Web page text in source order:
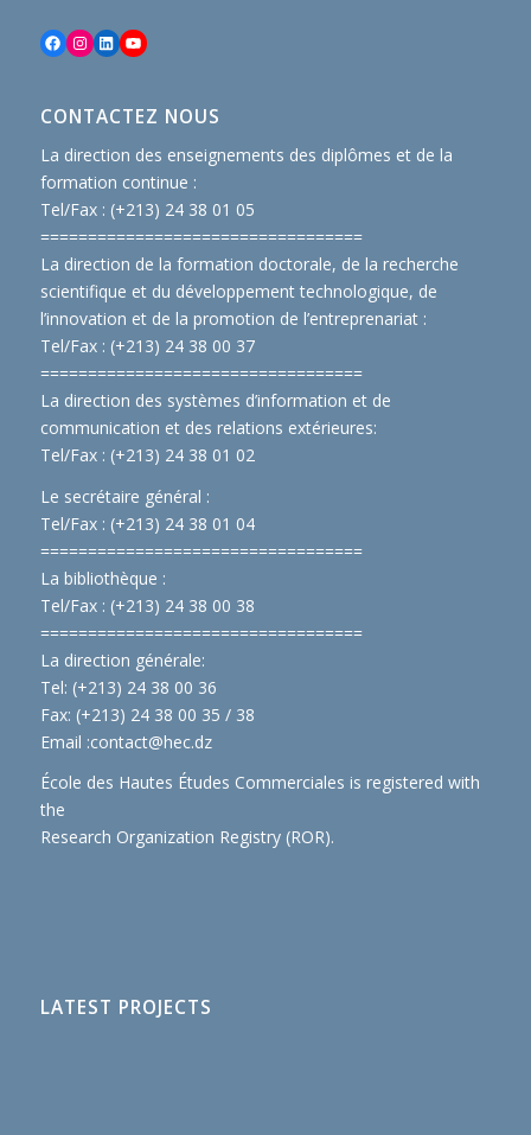
Facebook
Instagram
LinkedInYouTube
CONTACTEZ NOUS
La direction des enseignements des diplômes et de la
formation continue :
Tel/Fax : (+213) 24 38 01 05
==================================
La direction de la formation doctorale, de la recherche
scientifique et du développement technologique, de
l’innovation et de la promotion de l’entreprenariat :
Tel/Fax : (+213) 24 38 00 37
==================================
La direction des systèmes d’information et de
communication et des relations extérieures:
Tel/Fax : (+213) 24 38 01 02
Le secrétaire général :
Tel/Fax : (+213) 24 38 01 04
==================================
La bibliothèque :
Tel/Fax : (+213) 24 38 00 38
==================================
La direction générale:
Tel: (+213) 24 38 00 36
Fax: (+213) 24 38 00 35 / 38
Email :contact@hec.dz
École des Hautes Études Commerciales is registered with
the
Research Organization Registry (ROR).
LATEST PROJECTS